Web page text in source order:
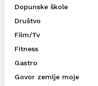
Dopunske škole
Društvo
Film/Tv
Fitness
Gastro
Govor zemlje moje